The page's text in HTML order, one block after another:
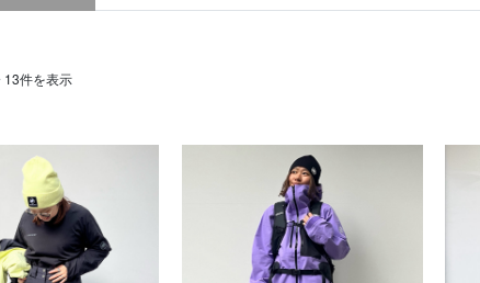
13件を表示